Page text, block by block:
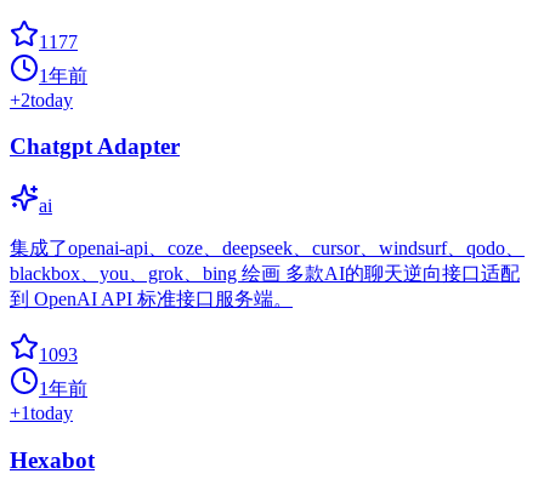
1177
1年前
+2today
Chatgpt Adapter
ai
集成了openai-api、coze、deepseek、cursor、windsurf、qodo、
blackbox、you、grok、bing 绘画 多款AI的聊天逆向接口适配
到 OpenAI API 标准接口服务端。
1093
1年前
+1today
Hexabot